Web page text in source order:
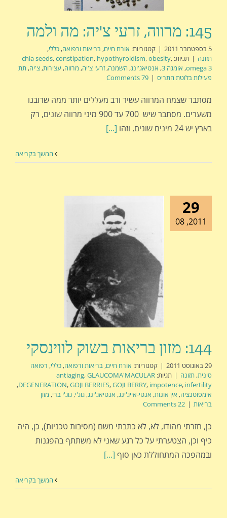
145: מרווה, זרעי צ'יה: מה ולמה
5 בספטמבר 2011 | קטגוריות: אורח חיים, בריאות ורפואה, כללי,
תזונה | תגיות: chia seeds,constipation, hypothyroidism,obesity,
omega 3
, אומגה 3 , אנטיאג'ינג, השמנה,זרעי צ'יה, מרווה, עצירות, צ'יה, תת
פעילות בלוטת התריס |
79 Comments
מסתבר שצמח המרווה עשיר ורב מעללים יותר ממה שרובנו
משערים. מסתבר שיש 700 עד 900 מיני מרווה שונים, רק
בארץ יש 24 מינים שונים, וזהו
[...]
המשך בקריאה
29
2011, 08
144: מזון בריאות בשוק לווינסקי
29 באוגוסט 2011 | קטגוריות: אורח חיים, בריאות ורפואה, כללי, רפואה
סינית, תזונה | תגיות: antiaging,GLAUCOMA'MACULAR
DEGENERATION,GOJI BERRIES,GOJI BERRY, impotence, infertility
,
אימפוטנציה, אין אונות, אנטי-אייג'ינג, אנטיאג'ינג, גוג'י, גוג'י ברי, מזון
בריאות |
22 Comments
כן, חזרתי מהודו, לא, לא כתבתי משם (מסיבות טכניות), כן, היה
כיף וכן, הצטערתי על כל רגע שאני לא משתתף בהפגנות
ובמהפכה המתחוללת כאן סוף [...]
המשך בקריאה